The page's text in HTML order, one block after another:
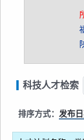
科技人才检索
排序方式： 发布